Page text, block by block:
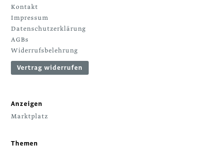
Kontakt
Impressum
Datenschutzerklärung
AGBs
Widerrufsbelehrung
Vertrag widerrufen
Anzeigen
Marktplatz
Themen